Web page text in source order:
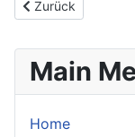
Main
Home
Vorheriger Beitrag:
Zurück